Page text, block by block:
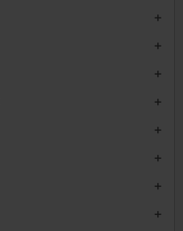







